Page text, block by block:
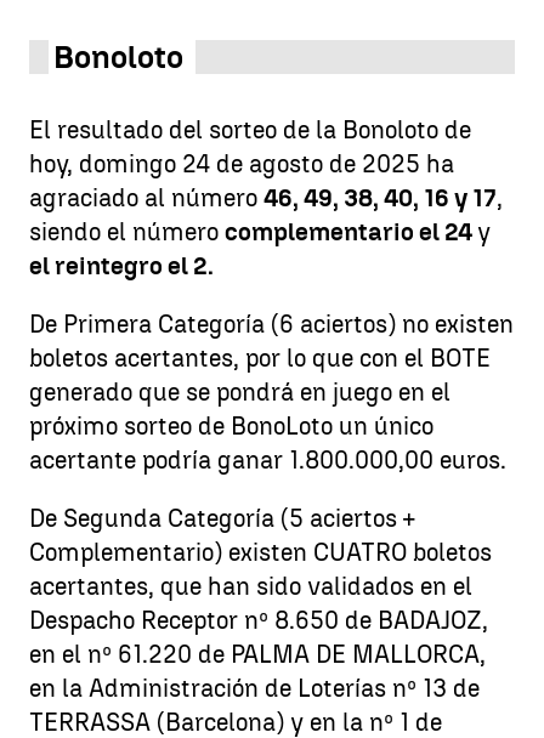
Bonoloto
El resultado del sorteo de la Bonoloto de
hoy, domingo 24 de agosto de 2025 ha
agraciado al número 46, 49, 38, 40, 16 y 17,
siendo el número complementario el 24 y
el reintegro el 2.
De Primera Categoría (6 aciertos) no existen
boletos acertantes, por lo que con el BOTE
generado que se pondrá en juego en el
próximo sorteo de BonoLoto un único
acertante podría ganar 1.800.000,00 euros.
De Segunda Categoría (5 aciertos +
Complementario) existen CUATRO boletos
acertantes, que han sido validados en el
Despacho Receptor nº 8.650 de BADAJOZ,
en el nº 61.220 de PALMA DE MALLORCA,
en la Administración de Loterías nº 13 de
TERRASSA (Barcelona) y en la nº 1 de